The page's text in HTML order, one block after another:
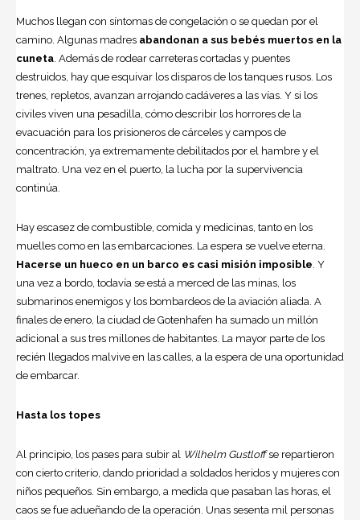
Muchos llegan con síntomas de congelación o se quedan por el
camino. Algunas madres abandonan a sus bebés muertos en la
cuneta . Además de rodear carreteras cortadas y puentes
destruidos, hay que esquivar los disparos de los tanques rusos. Los
trenes, repletos, avanzan arrojando cadáveres a las vías. Y si los
civiles viven una pesadilla, cómo describir los horrores de la
evacuación para los prisioneros de cárceles y campos de
concentración, ya extremamente debilitados por el hambre y el
maltrato. Una vez en el puerto, la lucha por la supervivencia
continúa.
Hay escasez de combustible, comida y medicinas, tanto en los
muelles como en las embarcaciones. La espera se vuelve eterna.
Hacerse un hueco en un barco es casi misión imposible . Y
una vez a bordo, todavía se está a merced de las minas, los
submarinos enemigos y los bombardeos de la aviación aliada. A
finales de enero, la ciudad de Gotenhafen ha sumado un millón
adicional a sus tres millones de habitantes. La mayor parte de los
recién llegados malvive en las calles, a la espera de una oportunidad
de embarcar.
Hasta los topes
Al principio, los pases para subir al Wilhelm Gustloffse repartieron
con cierto criterio, dando prioridad a soldados heridos y mujeres con
niños pequeños. Sin embargo, a medida que pasaban las horas, el
caos se fue adueñando de la operación. Unas sesenta mil personas